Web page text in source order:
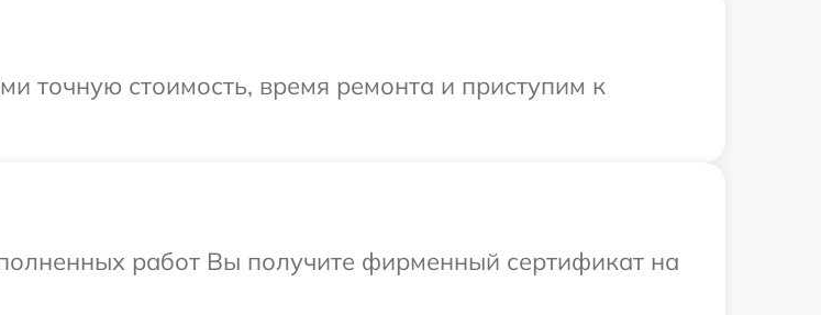
точную стоимость, время ремонта и приступим к
работ Вы получите фирменный сертификат на